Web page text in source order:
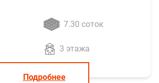
7.30 соток
3 этажа
Подробнее